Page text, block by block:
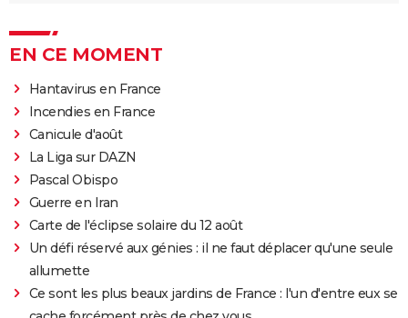
EN CE MOMENT
Hantavirus en France
Incendies en France
Canicule d'août
La Liga sur DAZN
Pascal Obispo
Guerre en Iran
Carte de l'éclipse solaire du 12 août
Un défi réservé aux génies : il ne faut déplacer qu'une seule
allumette
Ce sont les plus beaux jardins de France : l'un d'entre eux se